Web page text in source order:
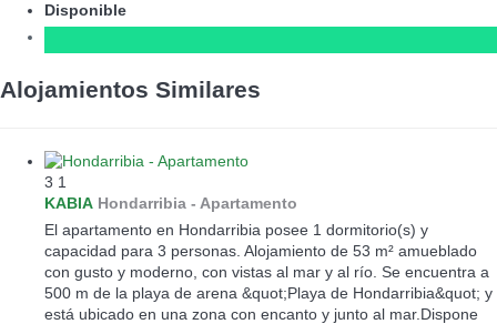
Disponible
Alojamientos Similares
3 1
KABIA Hondarribia - Apartamento
El apartamento en Hondarribia posee 1 dormitorio(s) y
capacidad para 3 personas. Alojamiento de 53 m² amueblado
con gusto y moderno, con vistas al mar y al río. Se encuentra a
500 m de la playa de arena &quot;Playa de Hondarribia&quot; y
está ubicado en una zona con encanto y junto al mar.Dispone